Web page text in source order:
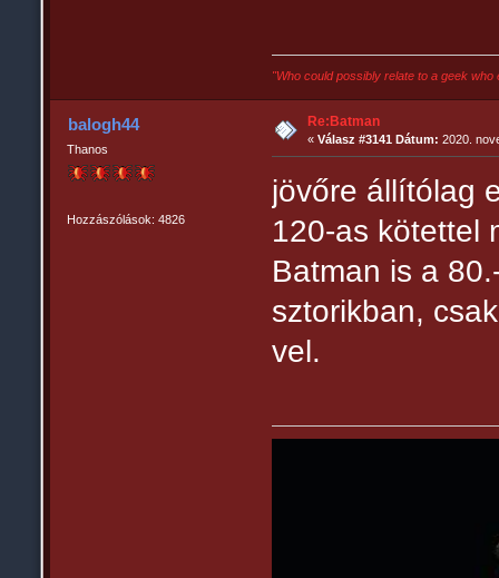
"Who could possibly relate to a geek
balogh44
Thanos
Hozzászólások: 4826
Re:Batman
«Válasz #3141 Dátum: 2020.
jövőre állítólag
120-as kötettel
Batman is a
sztorikban,
vel.